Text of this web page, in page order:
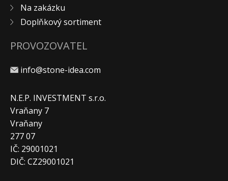
Na zakázku
Doplňkový sortiment
PROVOZOVATEL
info@stone-idea.com
N.E.P. INVESTMENT s.r.o.
Vraňany 7
Vraňany
277 07
IČ: 29001021
DIČ: CZ29001021